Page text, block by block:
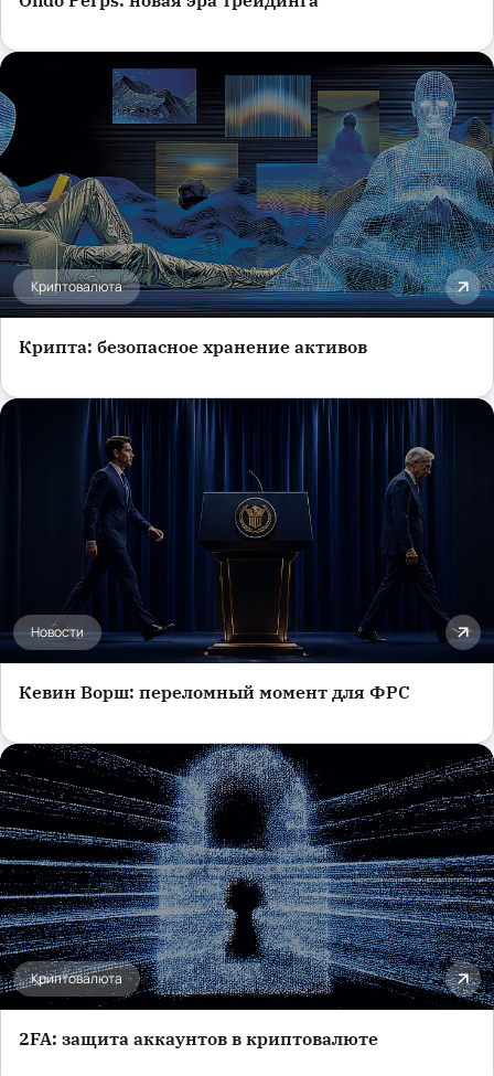
Обучение и карьера
Криптовалюта
Крипта: безопасное хранение активов
Новости
Кевин Ворш: переломный момент для ФРС
Криптовалюта
2FA: защита аккаунтов в криптовалюте